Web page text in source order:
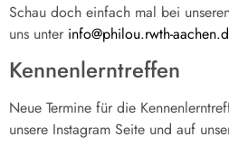
Schau doch einfach mal bei
uns unter info@philou.rwth-
Kennenlerntreffen
Neue Termine für die
unsere Instagram Seite und auf